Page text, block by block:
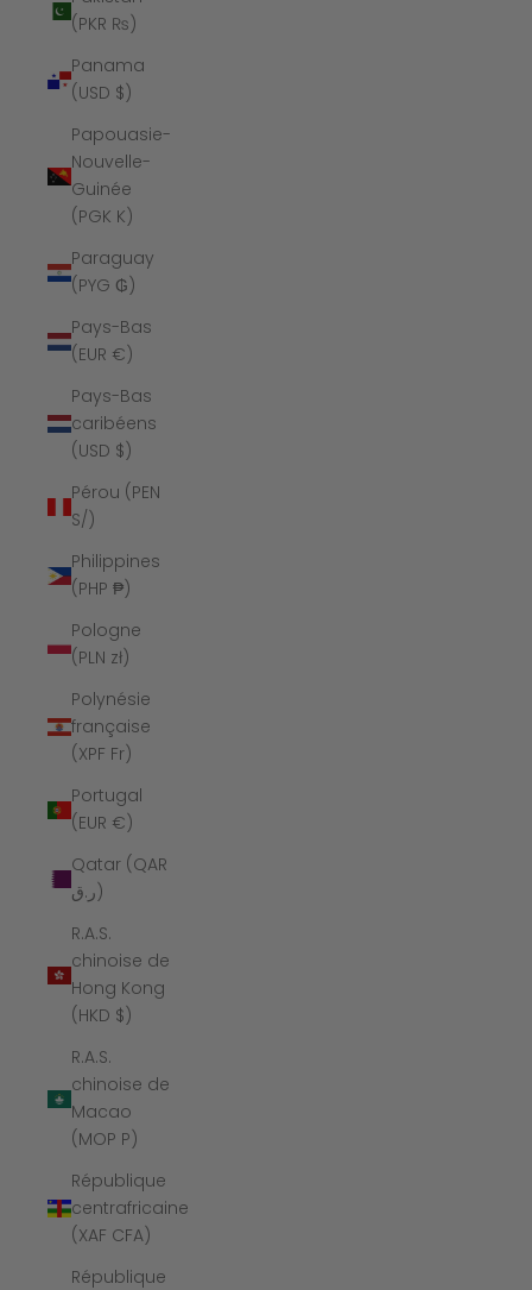
(PKR ₨)
Panama
(USD $)
Papouasie-
Nouvelle-
Guinée
(PGK K)
Paraguay
(PYG ₲)
Pays-Bas
(EUR €)
Pays-Bas
caribéens
(USD $)
Pérou (PEN
S/)
Philippines
(PHP ₱)
Pologne
(PLN zł)
Polynésie
française
(XPF Fr)
Portugal
(EUR €)
Qatar (QAR
ر.ق)
R.A.S.
chinoise de
Hong Kong
(HKD $)
R.A.S.
chinoise de
Macao
(MOP P)
République
centrafricaine
(XAF CFA)
République